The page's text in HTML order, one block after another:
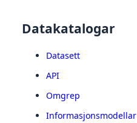
Datakatalogar
Datasett
API
Omgrep
Informasjonsmodellar